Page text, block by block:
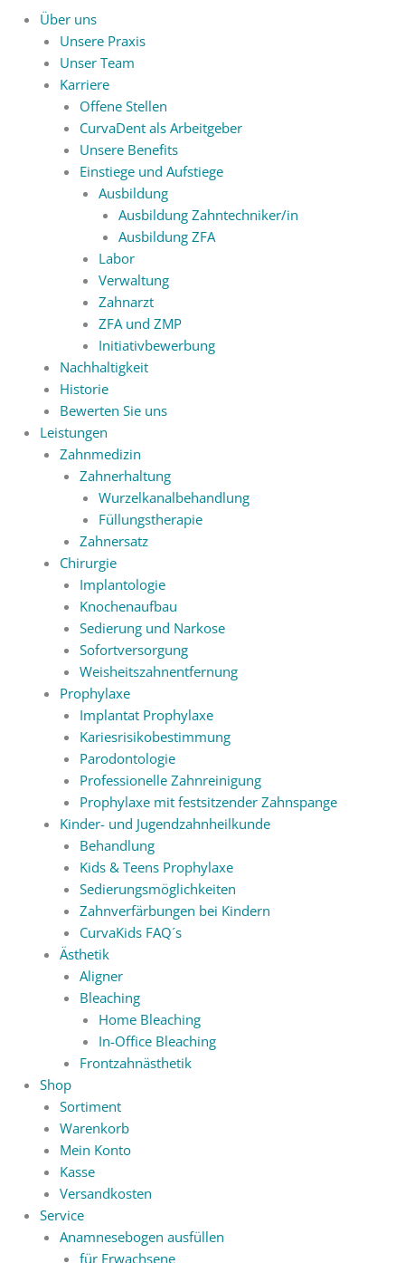
Über uns
Unsere Praxis
Unser Team
Karriere
Offene Stellen
CurvaDent als Arbeitgeber
Unsere Benefits
Einstiege und Aufstiege
Ausbildung
Ausbildung Zahntechniker/in
Ausbildung ZFA
Labor
Verwaltung
Zahnarzt
ZFA und ZMP
Initiativbewerbung
Nachhaltigkeit
Historie
Bewerten Sie uns
Leistungen
Zahnmedizin
Zahnerhaltung
Wurzelkanalbehandlung
Füllungstherapie
Zahnersatz
Chirurgie
Implantologie
Knochenaufbau
Sedierung und Narkose
Sofortversorgung
Weisheitszahnentfernung
Prophylaxe
Implantat Prophylaxe
Kariesrisikobestimmung
Parodontologie
Professionelle Zahnreinigung
Prophylaxe mit festsitzender Zahnspange
Kinder- und Jugendzahnheilkunde
Behandlung
Kids & Teens Prophylaxe
Sedierungsmöglichkeiten
Zahnverfärbungen bei Kindern
CurvaKids FAQ´s
Ästhetik
Aligner
Bleaching
Home Bleaching
In-Office Bleaching
Frontzahnästhetik
Shop
Sortiment
Warenkorb
Mein Konto
Kasse
Versandkosten
Service
Anamnesebogen ausfüllen
für Erwachsene